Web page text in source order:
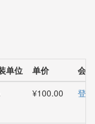
单位 单价
会
¥100.00 登